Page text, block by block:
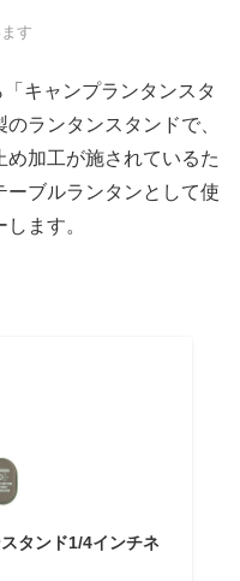
す
キャンプランタンスタ
ランタンスタンドで、
加工が施されているた
ブルランタンとして使
ます。
タンド1/4インチネ